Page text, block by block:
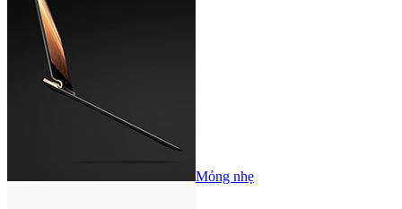
Mỏng nhẹ